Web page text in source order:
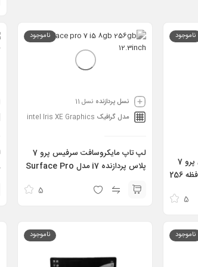
ناموجود
لپ تاپ مایکروسافت سرفیس پرو 7
پردازنده i7 رم 16 گیگابایت حافظه 256
5
ناموجود
نسل پردازنده نسل 11
مدل گرافیک intel Iris XE Graphics
لپ تاپ مایکروسافت سرفیس پرو 7
پلاس پردازنده i7 مدل Surface Pro
5
ناموجود ناموجود